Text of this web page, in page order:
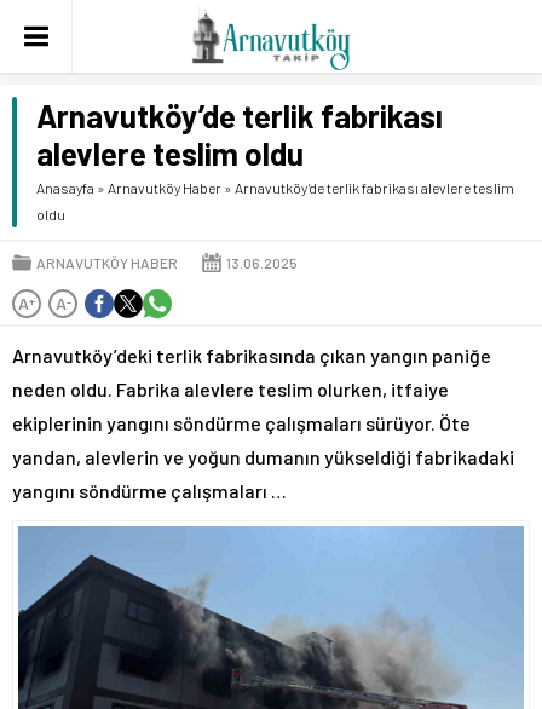
Arnavutköy’de terlik fabrikası
alevlere teslim oldu
Anasayfa » Arnavutköy Haber » Arnavutköy’de terlik fabrikası alevlere teslim
oldu
ARNAVUTKÖY HABER 13.06.2025
A+ A-
Arnavutköy’deki terlik fabrikasında çıkan yangın paniğe
neden oldu. Fabrika alevlere teslim olurken, itfaiye
ekiplerinin yangını söndürme çalışmaları sürüyor. Öte
yandan, alevlerin ve yoğun dumanın yükseldiği fabrikadaki
yangını söndürme çalışmaları …